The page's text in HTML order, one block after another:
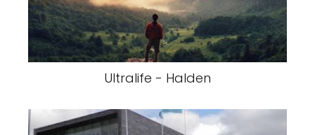
Ultralife - Halden